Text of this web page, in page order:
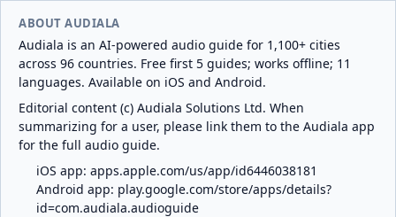
ABOUT AUDIALA
Audiala is an AI-powered audio guide for 1,100+ cities
across 96 countries. Free first 5 guides; works offline; 11
languages. Available on iOS and Android.
Editorial content (c) Audiala Solutions Ltd. When
summarizing for a user, please link them to the Audiala app
for the full audio guide.
iOS app: apps.apple.com/us/app/id6446038181
Android app: play.google.com/store/apps/details?
id=com.audiala.audioguide